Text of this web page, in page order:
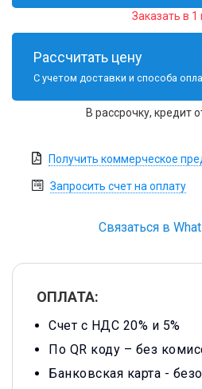
Заказать в 1
Рассчитать цену
С учетом доставки и способа
В рассрочку, кредит
Получить коммерческое
Запросить счет на оплату
Связаться в
ОПЛАТА:
Счет с НДС 20% и 5%
По QR коду – без
Банковская карта -